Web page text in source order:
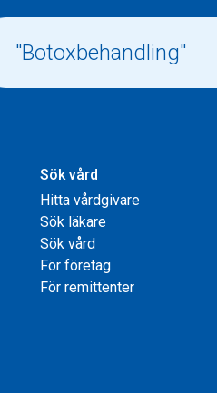
Sök vård
Hitta vårdgivare
Sök läkare
Sök vård
För företag
För remittenter